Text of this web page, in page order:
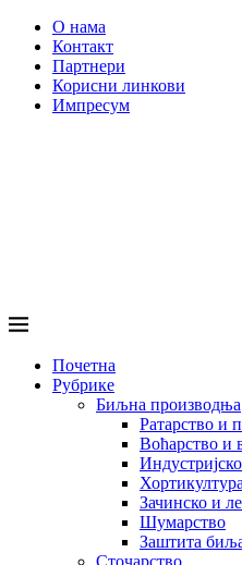
О нама
Контакт
Партнери
Корисни линкови
Импресум
Почетна
Рубрике
Биљна производња
Ратарство и
Воћарство и
Хортикултура
Зачинско и
Шумарство
Заштита
Сточарство